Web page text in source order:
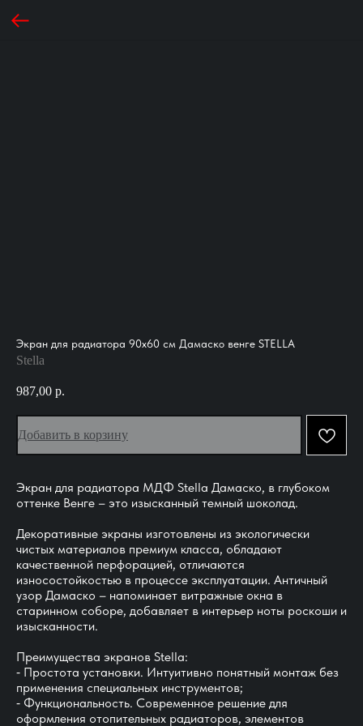
Экран для радиатора 90х60 см Дамаско венге STELLA
Stella
987,00 р.
Добавить в корзину
Экран для радиатора МДФ Stella Дамаско, в глубоком
оттенке Венге – это изысканный темный шоколад.
Декоративные экраны изготовлены из экологически
чистых материалов премиум класса, обладают
качественной перфорацией, отличаются
износостойкостью в процессе эксплуатации. Античный
узор Дамаско – напоминает витражные окна в
старинном соборе, добавляет в интерьер ноты роскоши и
изысканности.
Преимущества экранов Stella:
⁃ Простота установки. Интуитивно понятный монтаж без
применения специальных инструментов;
⁃ Функциональность. Современное решение для
оформления отопительных радиаторов, элементов